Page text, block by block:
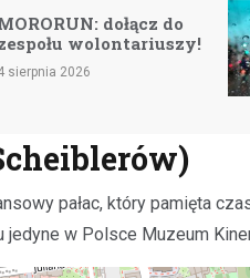
dołącz do
wolontariuszy!
sierpnia 2026
pałac, który pamięta
w Polsce Muzeum